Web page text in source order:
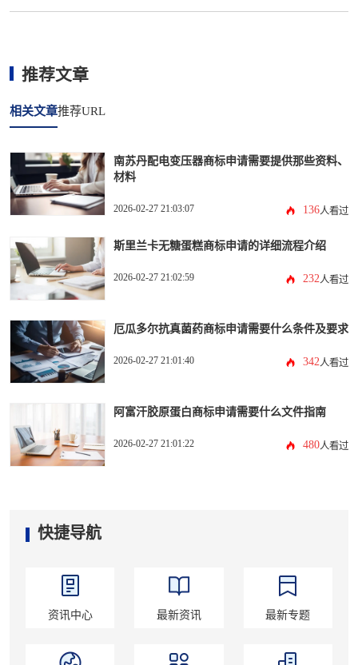
推荐文章
相关文章推荐URL
南苏丹配电变压器商标申请需要提供那些资料、
材料
2026-02-27 21:03:07 136人看过
斯里兰卡无糖蛋糕商标申请的详细流程介绍
2026-02-27 21:02:59 232人看过
厄瓜多尔抗真菌药商标申请需要什么条件及要求
2026-02-27 21:01:40 342人看过
阿富汗胶原蛋白商标申请需要什么文件指南
2026-02-27 21:01:22 480人看过
快捷导航
资讯中心 最新资讯 最新专题